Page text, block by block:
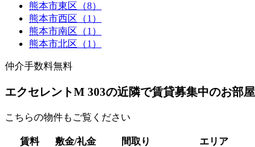
熊本市東区（8）
熊本市西区（1）
熊本市南区（1）
熊本市北区（1）
仲介手数料無料
エクセレントM 303の近隣で賃貸募集中のお部屋
こちらの物件もご覧ください
賃料 敷金/礼金 間取り エリア